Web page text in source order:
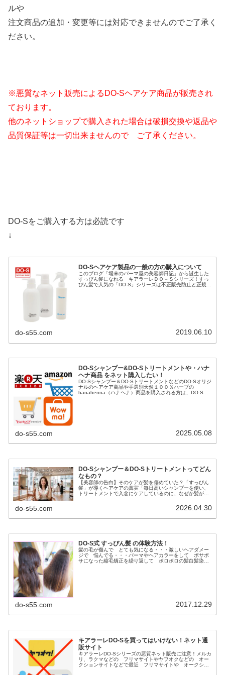
ルや
注文商品の追加・変更等には対応できませんのでご了承く
ださい。
※悪質なネット販売によるDO-Sヘアケア商品が販売され
ております。
他のネットショップで購入された場合は破損交換や返品や
品質保証等は一切出来ませんので ご了承ください。
DO-Sをご購入する方は必読です
↓
DO-Sヘアケア製品の一般の方の購入について
このブログ「場末のパーマ屋の美容師日記」から誕生した
すっぴん髪になれる キアラーレＤＯ－Ｓシリーズ！すっ
ぴん髪で人気の「DO-S」シリーズは不正販売防止と正規品
do-s55.com 2019.06.10
DO-Sシャンプー&DO-Sトリートメントや・ハナ
ヘナ商品 をネット購入したい！
DO-Sシャンプー＆DO-SトリートメントなどのDO-Sオリジ
ナルのヘアケア商品や手選別天然１００％ハーブの
hanahenna（ハナヘナ）商品を購入される方は、DO-S公
do-s55.com 2025.05.08
DO-Sシャンプー＆DO-Sトリートメントってどん
なもの？
【美容師の告白】そのケアが髪を傷めていた？「すっぴん
髪」が導くヘアケアの真実「毎日高いシャンプーを使い、
トリートメントで入念にケアしているのに、なぜか髪がパ
do-s55.com 2026.04.30
DO-S式 すっぴん髪 の体験方法！
髪の毛が傷んで とても気になる・・・激しいヘアダメー
ジで 悩んでる・・・パーマやヘアカラーをして ボサボ
サになった縮毛矯正を繰り返して ボロボロの髪白髪染め
do-s55.com 2017.12.29
キアラーレDO-Sを買ってはいけない！ネット通
販サイト
キアラーレDO-Sシリーズの悪質ネット販売に注意！メルカ
リ、ラクマなどの フリマサイトやヤフオクなどの オー
クションサイトなどで最近 フリマサイトや オークショ